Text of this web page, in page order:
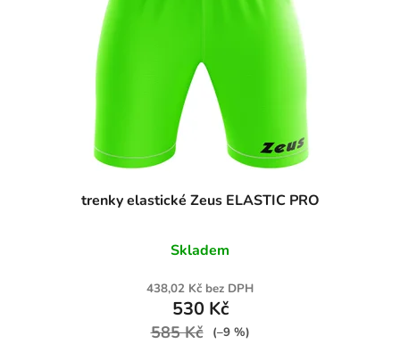
trenky elastické Zeus ELASTIC PRO
Skladem
438,02 Kč bez DPH
530 Kč
585 Kč (–9 %)